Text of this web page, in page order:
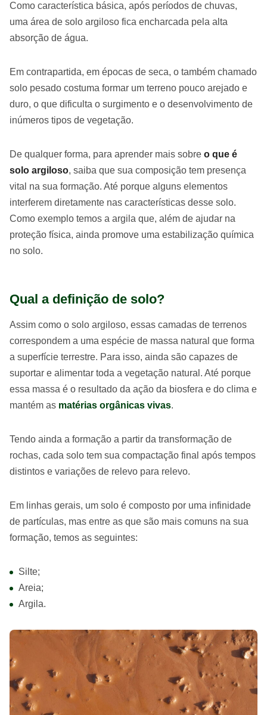
Como característica básica, após períodos de chuvas,
uma área de solo argiloso fica encharcada pela alta
absorção de água.
Em contrapartida, em épocas de seca, o também chamado
solo pesado costuma formar um terreno pouco arejado e
duro, o que dificulta o surgimento e o desenvolvimento de
inúmeros tipos de vegetação.
De qualquer forma, para aprender mais sobre o que é
solo argiloso, saiba que sua composição tem presença
vital na sua formação. Até porque alguns elementos
interferem diretamente nas características desse solo.
Como exemplo temos a argila que, além de ajudar na
proteção física, ainda promove uma estabilização química
no solo.
Qual a definição de solo?
Assim como o solo argiloso, essas camadas de terrenos
correspondem a uma espécie de massa natural que forma
a superfície terrestre. Para isso, ainda são capazes de
suportar e alimentar toda a vegetação natural. Até porque
essa massa é o resultado da ação da biosfera e do clima e
mantém as matérias orgânicas vivas.
Tendo ainda a formação a partir da transformação de
rochas, cada solo tem sua compactação final após tempos
distintos e variações de relevo para relevo.
Em linhas gerais, um solo é composto por uma infinidade
de partículas, mas entre as que são mais comuns na sua
formação, temos as seguintes:
Silte;
Areia;
Argila.